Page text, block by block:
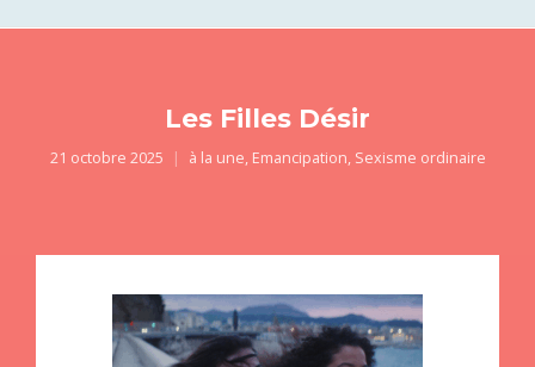
Les Filles Désir
21 octobre 2025 à la une, Emancipation, Sexisme ordinaire